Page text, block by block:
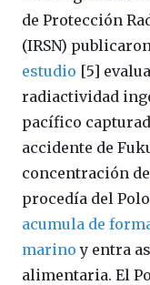
de Protección
(IRSN)
estudio [5]
radiactividad
pacífico
accidente de
concentración
procedía del
acumula de
marino y entra
alimentaria. El